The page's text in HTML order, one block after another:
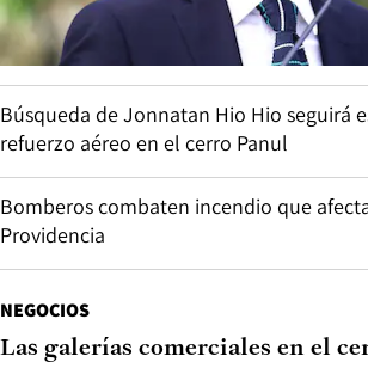
Búsqueda de Jonnatan Hio Hio seguirá
refuerzo aéreo en el cerro Panul
Bomberos combaten incendio que
Providencia
NEGOCIOS
Las galerías comerciales en el